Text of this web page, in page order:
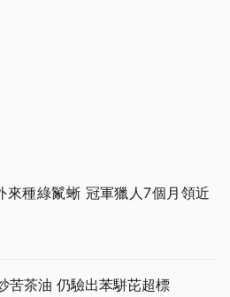
來種綠鬣蜥 冠軍獵人7個月領近
苦茶油 仍驗出苯駢芘超標